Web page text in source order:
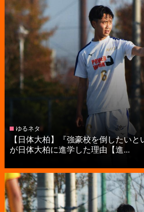
ゆるネタ
【日体大柏】『強豪校を倒したい
が日体大柏に進学した理由【進...